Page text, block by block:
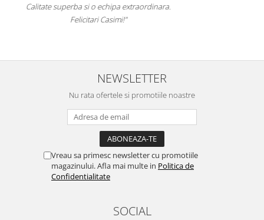
Recomand cu drag si increde Casimi.ro
NEWSLETTER
Nu rata ofertele si promotiile noastre
Vreau sa primesc newsletter cu promotiile
magazinului. Afla mai multe in Politica de
Confidentialitate
SOCIAL